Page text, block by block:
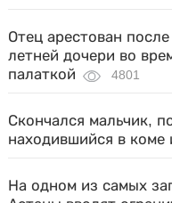
Отец арестован
летней дочери во
палаткой
4801
Скончался мальчик,
находившийся в коме
На одном из самых